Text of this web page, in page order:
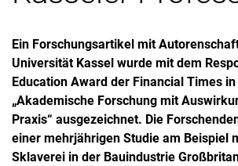
Ein Forschungsartikel mit
Universität Kassel wurde mit dem
Education Award der Financial Times
„Akademische Forschung mit
Praxis“ ausgezeichnet. Die
einer mehrjährigen Studie am Beispiel
Sklaverei in der Bauindustrie